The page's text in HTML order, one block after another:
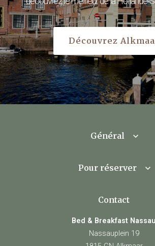
Découvrez
Général
Pour réserver
Contact
Bed & Breakfast Nassau
Nassauplein 19